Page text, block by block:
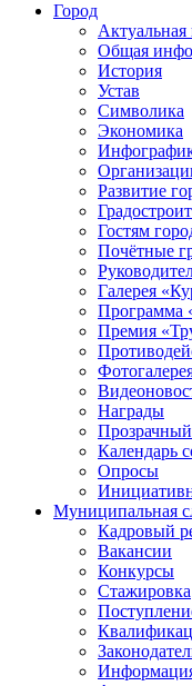
Город
Общая
История
Устав
Символика
Экономика
Развитие
Гостям
Почётные
Галерея
Программа
Премия
Награды
Календарь
Опросы
Муниципальная
Кадровый
Вакансии
Конкурсы
Стажировка